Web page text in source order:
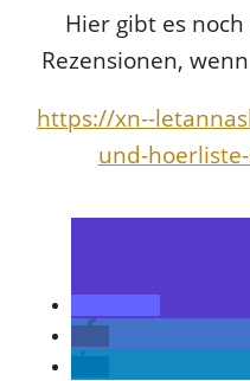
Hier gibt es
Rezensionen,
https://xn--
und-